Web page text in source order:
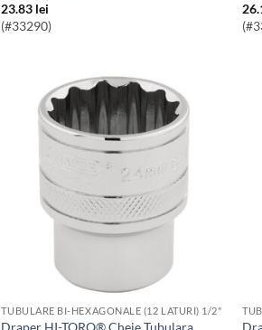
23.83 lei
(#33290)
TUBULARE BI-HEXAGONALE (12 LATURI) 1/2"
Draper HI-TORQ® Cheie Tubulara
Draper HI-TORQ® Cheie Tubulara